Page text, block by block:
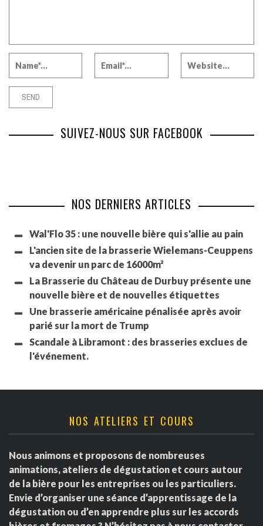
SUIVEZ-NOUS SUR FACEBOOK
NOS DERNIERS ARTICLES
Wal'Flo 35 : une nouvelle bière qui s'allie au pain
L'ancien site de la brasserie Wielemans-Ceuppens
va devenir un parc de 16000m²
La Brasserie du Château de Durbuy présente une
nouvelle bière et de nouvelles étiquettes
Une brasserie américaine pénalisée après avoir
parié sur la mort de Trump
Scandale à Libramont : des brasseries exclues de
l'événement.
NOS ATELIERS ET COURS
Nous animons et proposons de nombreuses
animations, ateliers de dégustation et cours autour
de la bière pour les entreprises ou les particuliers.
Envie d’organiser une séance d’apprentissage de la
dégustation ou d’en apprendre plus sur les accords